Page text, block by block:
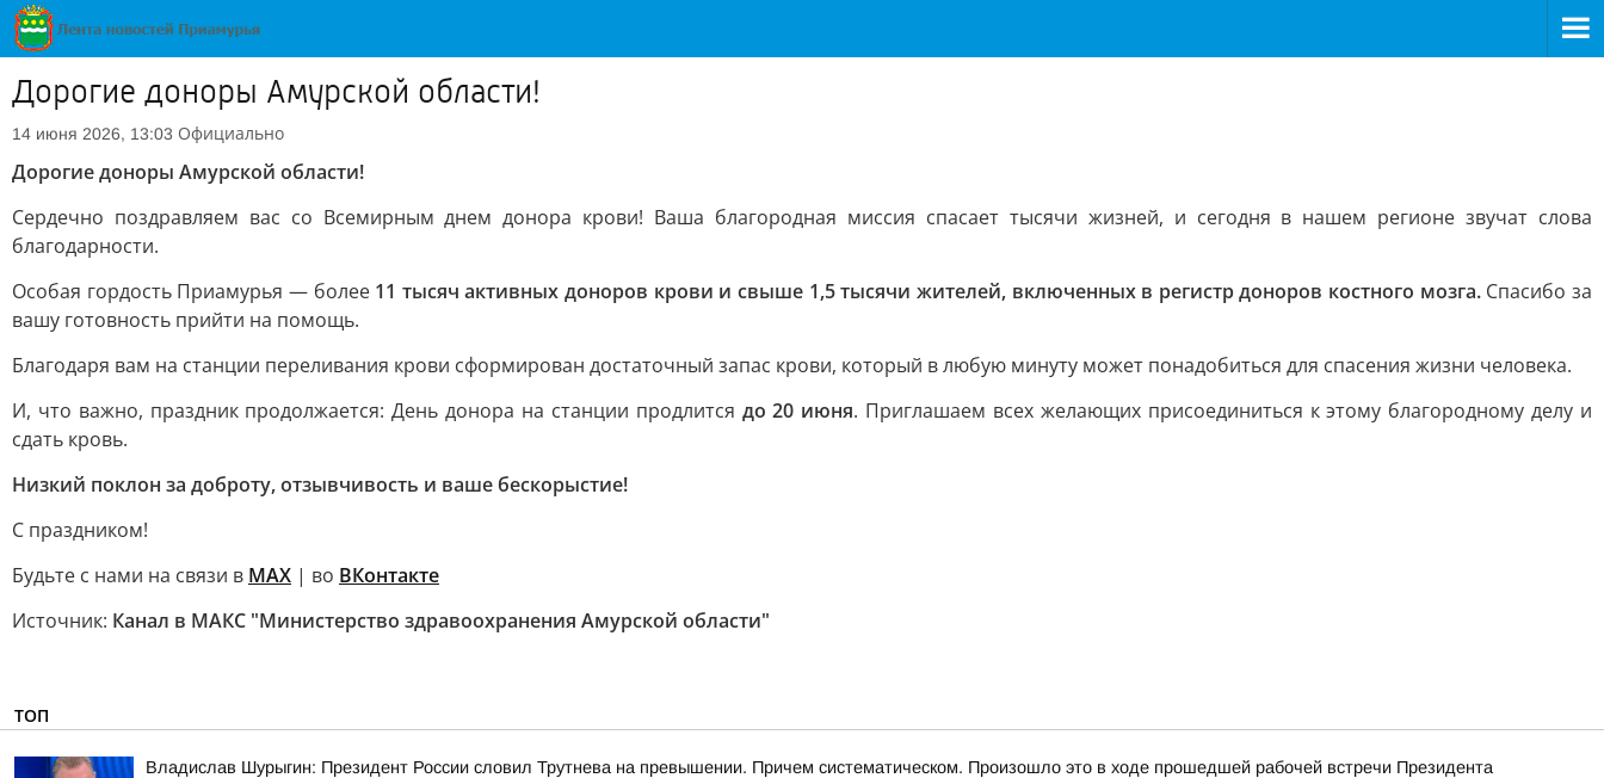
Дорогие доноры Амурской области!
14 июня 2026, 13:03 Официально
Дорогие доноры Амурской области!
Сердечно поздравляем вас со Всемирным днем донора крови! Ваша благородная миссия спасает тысячи жизней, и сегодня в нашем регионе звучат слова
благодарности.
Особая гордость Приамурья — более 11 тысяч активных доноров крови и свыше 1,5 тысячи жителей, включенных в регистр доноров костного мозга.Спасибо за
вашу готовность прийти на помощь.
Благодаря вам на станции переливания крови сформирован достаточный запас крови, который в любую минуту может понадобиться для спасения жизни человека.
И, что важно, праздник продолжается: День донора на станции продлится до 20 июня. Приглашаем всех желающих присоединиться к этому благородному делу и
сдать кровь.
Низкий поклон за доброту, отзывчивость и ваше бескорыстие!
С праздником!
Будьте с нами на связи в МАХ | во ВКонтакте
Источник: Канал в МАКС "Министерство здравоохранения Амурской области"
ТОП
Владислав Шурыгин: Президент России словил Трутнева на превышении. Причем систематическом. Произошло это в ходе прошедшей рабочей встречи Президента